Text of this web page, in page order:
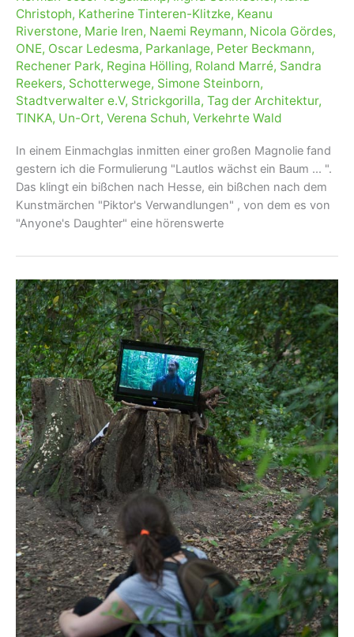
Christoph, Katherine Tinteren-Klitzke, Keanu
Riverstone, Marie Iren, Naemi Reymann, Nicola Gördes,
ONE, Oscar Ledesma, Parkanlage, Peter Beckmann,
Rechener Park, Regina Hölling, Roland Marré, Sandra
Reekers, Schotterwege, Simone Steinborn,
Stadtverwalter e.V, Strickgorilla, Tag der Architektur,
TINKA, Un-Ort, Verena Schuh, Verkehrte Wald
In einem Einmachglas inmitten einer großen Magnolie fand
gestern ich die Formulierung "Lautlos wächst ein Baum ... ".
Das klingt ein bißchen nach Hesse, ein bißchen nach dem
Kunstmärchen "Piktor's Verwandlungen" , von dem es von
"Anyone's Daughter" eine hörenswerte